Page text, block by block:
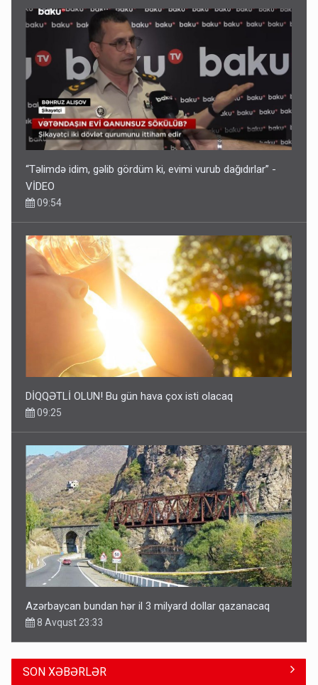
“Təlimdə idim, gəlib gördüm ki, evimi vurub dağıdırlar” -
VİDEO
09:54
DİQQƏTLİ OLUN! Bu gün hava çox isti olacaq
09:25
Azərbaycan bundan hər il 3 milyard dollar qazanacaq
8 Avqust 23:33
SON XƏBƏRLƏR